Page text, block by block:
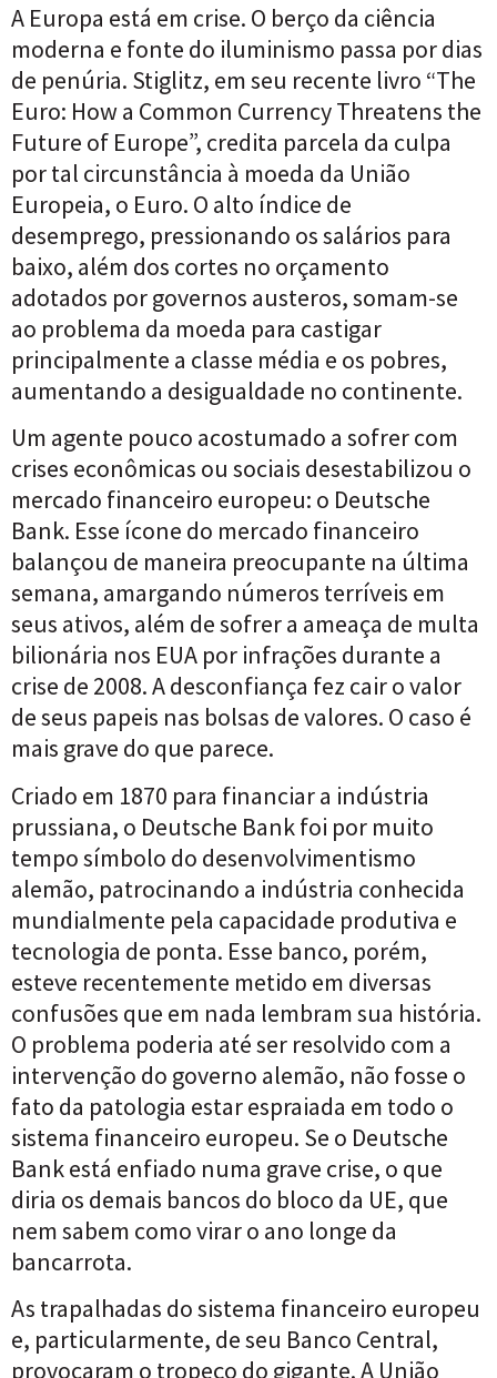
A Europa está em crise. O berço da ciência
moderna e fonte do iluminismo passa por dias
de penúria. Stiglitz, em seu recente livro “The
Euro: How a Common Currency Threatens the
Future of Europe”, credita parcela da culpa
por tal circunstância à moeda da União
Europeia, o Euro. O alto índice de
desemprego, pressionando os salários para
baixo, além dos cortes no orçamento
adotados por governos austeros, somam-se
ao problema da moeda para castigar
principalmente a classe média e os pobres,
aumentando a desigualdade no continente.
Um agente pouco acostumado a sofrer com
crises econômicas ou sociais desestabilizou o
mercado financeiro europeu: o Deutsche
Bank. Esse ícone do mercado financeiro
balançou de maneira preocupante na última
semana, amargando números terríveis em
seus ativos, além de sofrer a ameaça de multa
bilionária nos EUA por infrações durante a
crise de 2008. A desconfiança fez cair o valor
de seus papeis nas bolsas de valores. O caso é
mais grave do que parece.
Criado em 1870 para financiar a indústria
prussiana, o Deutsche Bank foi por muito
tempo símbolo do desenvolvimentismo
alemão, patrocinando a indústria conhecida
mundialmente pela capacidade produtiva e
tecnologia de ponta. Esse banco, porém,
esteve recentemente metido em diversas
confusões que em nada lembram sua história.
O problema poderia até ser resolvido com a
intervenção do governo alemão, não fosse o
fato da patologia estar espraiada em todo o
sistema financeiro europeu. Se o Deutsche
Bank está enfiado numa grave crise, o que
diria os demais bancos do bloco da UE, que
nem sabem como virar o ano longe da
bancarrota.
As trapalhadas do sistema financeiro europeu
e, particularmente, de seu Banco Central,
provocaram o tropeço do gigante. A União